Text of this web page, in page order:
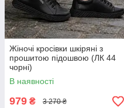
Жіночі кросівки шкіряні з
прошитою підошвою (ЛК 44
чорні)
В наявності
979 ₴ 3 270 ₴